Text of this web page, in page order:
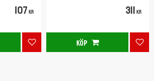
107 KR
Lägg till i favoriter
311 KR
KÖP